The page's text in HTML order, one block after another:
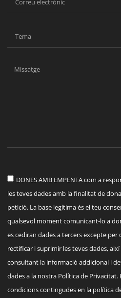
DONES AMB EMPENTA com a
les teves dades amb la finalitat de
petició. La base legítima és el teu
qualsevol moment comunicant-lo a
es cediran dades a tercers excepte per
rectificar i suprimir les teves dades,
consultant la informació addicional i
dades a la nostra Política de Privacitat.
condicions contingudes en la política